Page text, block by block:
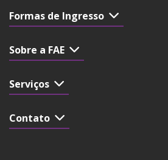
Formas de Ingresso
Sobre a FAE
Serviços
Contato